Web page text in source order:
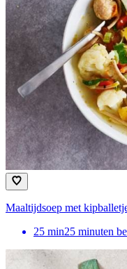
Maaltijdsoep met
25 min25 minuten